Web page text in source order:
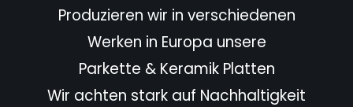
Produzieren wir in verschiedenen
Werken in Europa unsere
Parkette & Keramik Platten
Wir achten stark auf Nachhaltigkeit